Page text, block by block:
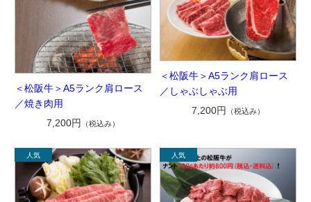
＜松阪牛＞A5ランク肩ロース
／焼き肉用
7,200円
（税込み）
＜松阪牛＞A5ランク肩ロース
／しゃぶしゃぶ用
7,200円
（税込み）